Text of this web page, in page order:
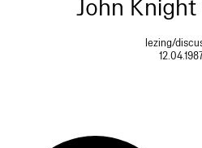
John
lezing/